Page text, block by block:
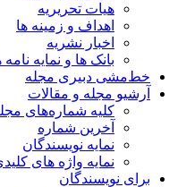
هیات تحریریه
اهداف و زمینه ها
اخبار نشریه
بانک ها و نمایه نامه ها
خط‌مشی دبیری مجله
آرشیو مجله و مقالات
کلیه شماره‌های مجله
آخرین شماره
نمایه نویسندگان
نمایه واژه های کلیدی
برای نویسندگان